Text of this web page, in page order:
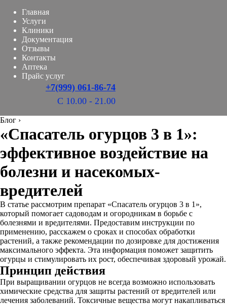
Главная
Услуги
Клиники
Документация
Отзывы
Контакты
Аптека
Прайс услуг
+7(999) 061-86-74
С 10.00 - 21.00
Блог ›
«Спасатель огурцов 3 в 1»:
эффективное воздействие на
болезни и насекомых-
вредителей
В статье рассмотрим препарат «Спасатель огурцов 3 в 1»,
который помогает садоводам и огородникам в борьбе с
болезнями и вредителями. Предоставим инструкции по
применению, расскажем о сроках и способах обработки
растений, а также рекомендации по дозировке для достижения
максимального эффекта. Эта информация поможет защитить
огурцы и стимулировать их рост, обеспечивая здоровый урожай.
Принцип действия
При выращивании огурцов не всегда возможно использовать
химические средства для защиты растений от вредителей или
лечения заболеваний. Токсичные вещества могут накапливаться